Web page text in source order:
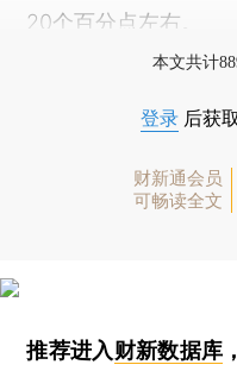
20个百分点左右。
本文共计
登录 后获
财新通会员
可畅读全文
推荐进入财新数据库